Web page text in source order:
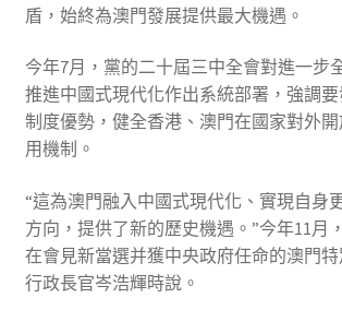
盾，始終為澳門發展提供最大機遇。
今年7月，黨的二十屆三中全會對進一步
推進中國式現代化作出系統部署，強調要
制度優勢，健全香港、澳門在國家對外
用機制。
“這為澳門融入中國式現代化、實現自身
方向，提供了新的歷史機遇。”今年11月
在會見新當選并獲中央政府任命的澳門
行政長官岑浩輝時說。